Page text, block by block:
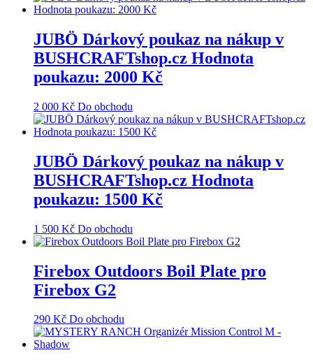
JUBÖ Dárkový poukaz na nákup v
BUSHCRAFTshop.cz Hodnota
poukazu: 2000 Kč
2 000 Kč Do obchodu
JUBÖ Dárkový poukaz na nákup v
BUSHCRAFTshop.cz Hodnota
poukazu: 1500 Kč
1 500 Kč Do obchodu
Firebox Outdoors Boil Plate pro
Firebox G2
290 Kč Do obchodu